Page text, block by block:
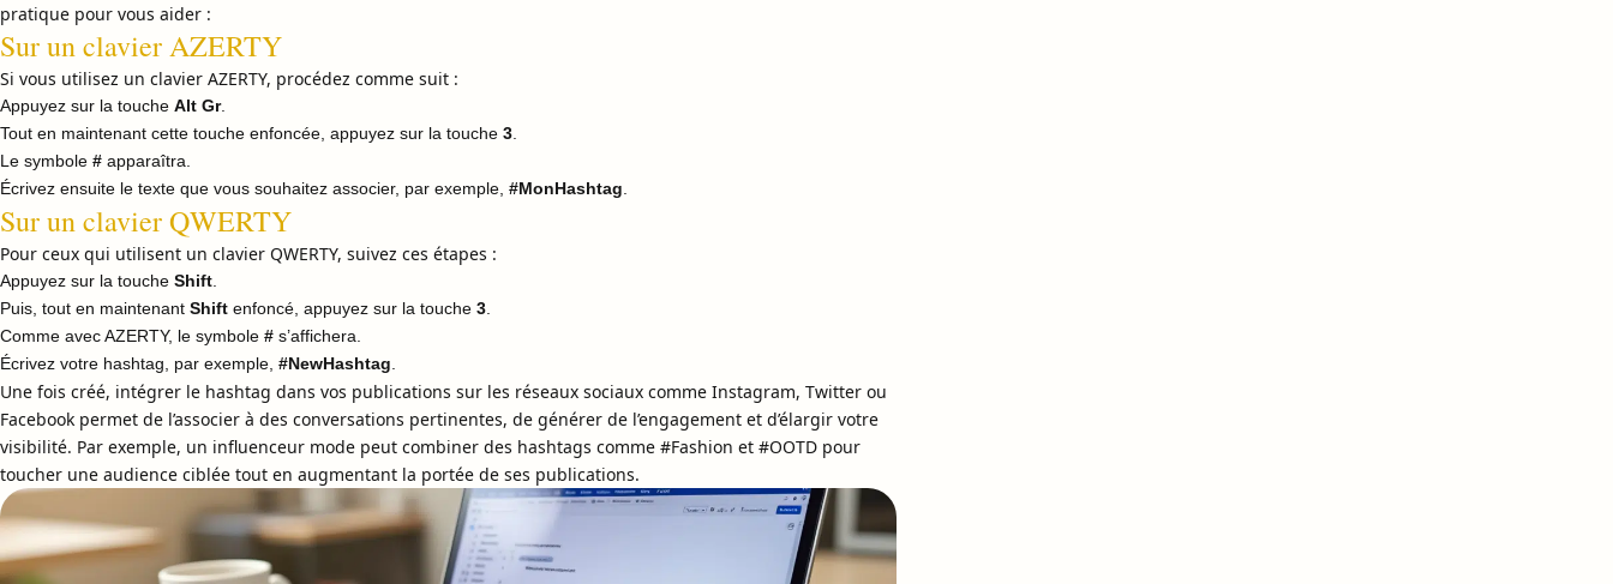
pratique pour vous aider :
Sur un clavier AZERTY
Si vous utilisez un clavier AZERTY, procédez comme suit :
Appuyez sur la touche Alt Gr.
Tout en maintenant cette touche enfoncée, appuyez sur la touche 3
Le symbole # apparaîtra.
Écrivez ensuite le texte que vous souhaitez associer, par exemple, #MonHashtag
Sur un clavier QWERTY
Pour ceux qui utilisent un clavier QWERTY, suivez ces étapes :
Appuyez sur la touche Shift
Puis, tout en maintenant Shift enfoncé, appuyez sur la touche 3
Comme avec AZERTY, le symbole # s’affichera.
Écrivez votre hashtag, par exemple, #NewHashtag
Une fois créé, intégrer le hashtag dans vos publications sur les réseaux sociaux comme Instagram, Twitter ou
Facebook permet de l’associer à des conversations pertinentes, de générer de l’engagement et d’élargir votre
visibilité. Par exemple, un influenceur mode peut combiner des hashtags comme #Fashion et #OOTD pour
toucher une audience ciblée tout en augmentant la portée de ses publications.